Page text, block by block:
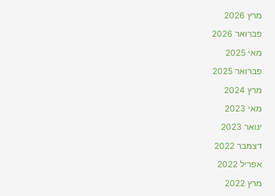
מרץ 2026
פברואר 2026
מאי 2025
פברואר 2025
מרץ 2024
מאי 2023
ינואר 2023
דצמבר 2022
אפריל 2022
מרץ 2022